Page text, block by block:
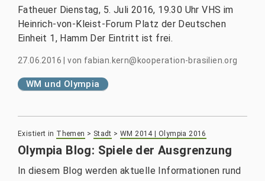
Fatheuer Dienstag, 5. Juli 2016, 19.30 Uhr VHS im
Heinrich-von-Kleist-Forum Platz der Deutschen
Einheit 1, Hamm Der Eintritt ist frei.
27.06.2016|von fabian.kern@kooperation-brasilien.org
WM und Olympia
Existiert in Themen > Stadt >WM 2014 | Olympia 2016
Olympia Blog: Spiele der Ausgrenzung
In diesem Blog werden aktuelle Informationen rund